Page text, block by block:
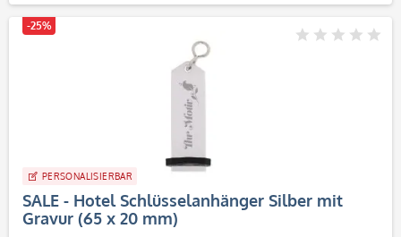
-25%
PERSONALISIERBAR
SALE - Hotel Schlüsselanhänger Silber mit
Gravur (65 x 20 mm)